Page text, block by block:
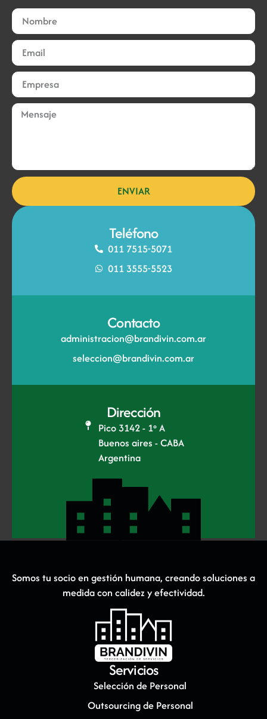
ENVIAR
Teléfono
011 7515-5071​
011 3555-5523
Contacto
administracion@brandivin.com.ar
seleccion@brandivin.com.ar
Dirección
Pico 3142 - 1º A
Buenos aires - CABA
Argentina
Somos tu socio en gestión humana, creando soluciones a
medida con calidez y efectividad.
Servicios
Selección de Personal
Outsourcing de Personal